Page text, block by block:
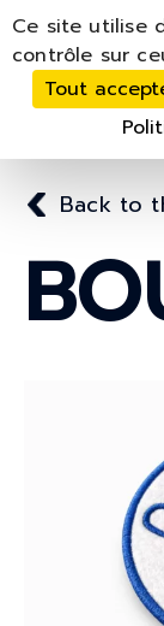
MON
Back to
Panneau de
Ce site utilise
contrôle sur
Tout